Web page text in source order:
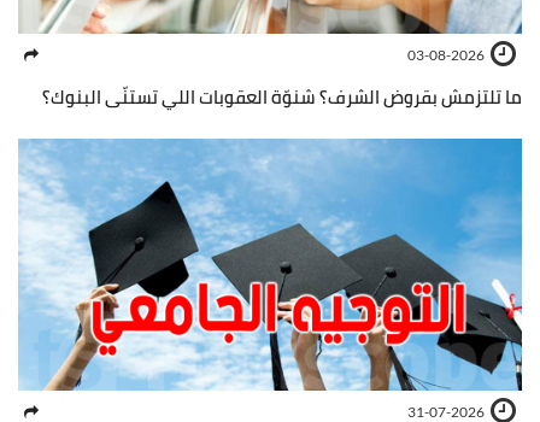
03-08-2026
ما تلتزمش بقروض الشرف؟ شنوّة العقوبات اللي تستنّى البنوك؟
31-07-2026